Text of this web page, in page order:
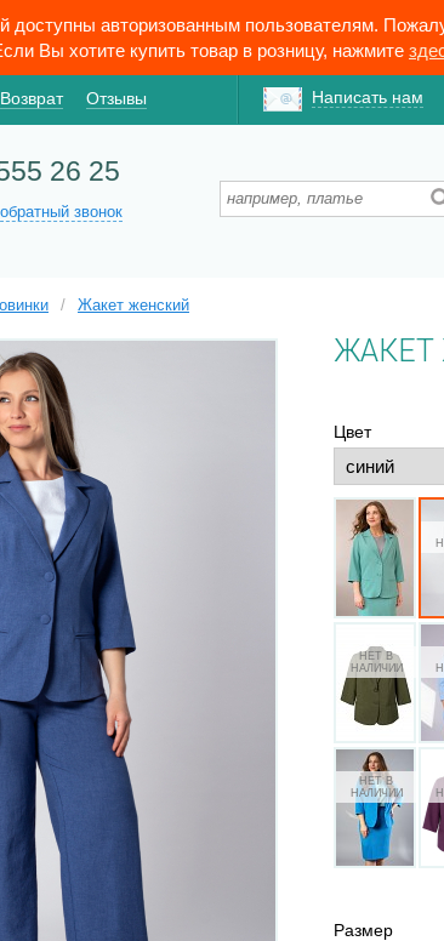
доступны авторизованным пользователям.
Вы хотите купить товар в розницу, нажмите
Возврат Отзывы Написать нам
26 25
обратный звонок
/ Жакет женский
Цвет
Размер